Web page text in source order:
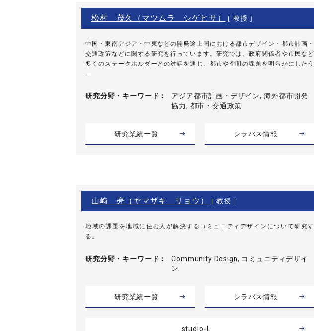
松村 茂久（マツムラ シゲヒサ） [ 教授 ]
中国・東南アジア・中東などの開発途上国における都市デザイン・都市計画・
交通政策などに関する研究を行っています。研究では、政府関係者や市民など
多くのステークホルダーとの対話を通じ、都市や空間の課題を明らかにしたう
研究分野・ キーワード
アジア都市計画・デザイン, 海外都市開発
協力, 都市・交通政策
研究業績一覧 シラバス情報
山崎 亮（ヤマザキ リョウ） [ 教授 ]
地域の課題を地域に住む人が解決するコミュニティデザインについて研究す
る。
研究分野・ キーワード
Community Design, コミュニティデザイ
ン
研究業績一覧 シラバス情報
studio-L